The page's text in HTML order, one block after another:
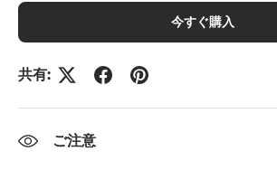
今すぐ購入
共有:
ご注意